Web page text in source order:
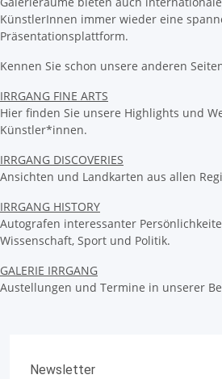
KünstlerInnen immer wieder eine
Präsentationsplattform.
Kennen Sie schon unsere anderen
IRRGANG FINE ARTS
Hier finden Sie unsere Highlights und
Künstler*innen.
IRRGANG DISCOVERIES
Ansichten und Landkarten aus allen
IRRGANG HISTORY
Autografen interessanter
Wissenschaft, Sport und Politik.
GALERIE IRRGANG
Austellungen und Termine in unserer
Newsletter